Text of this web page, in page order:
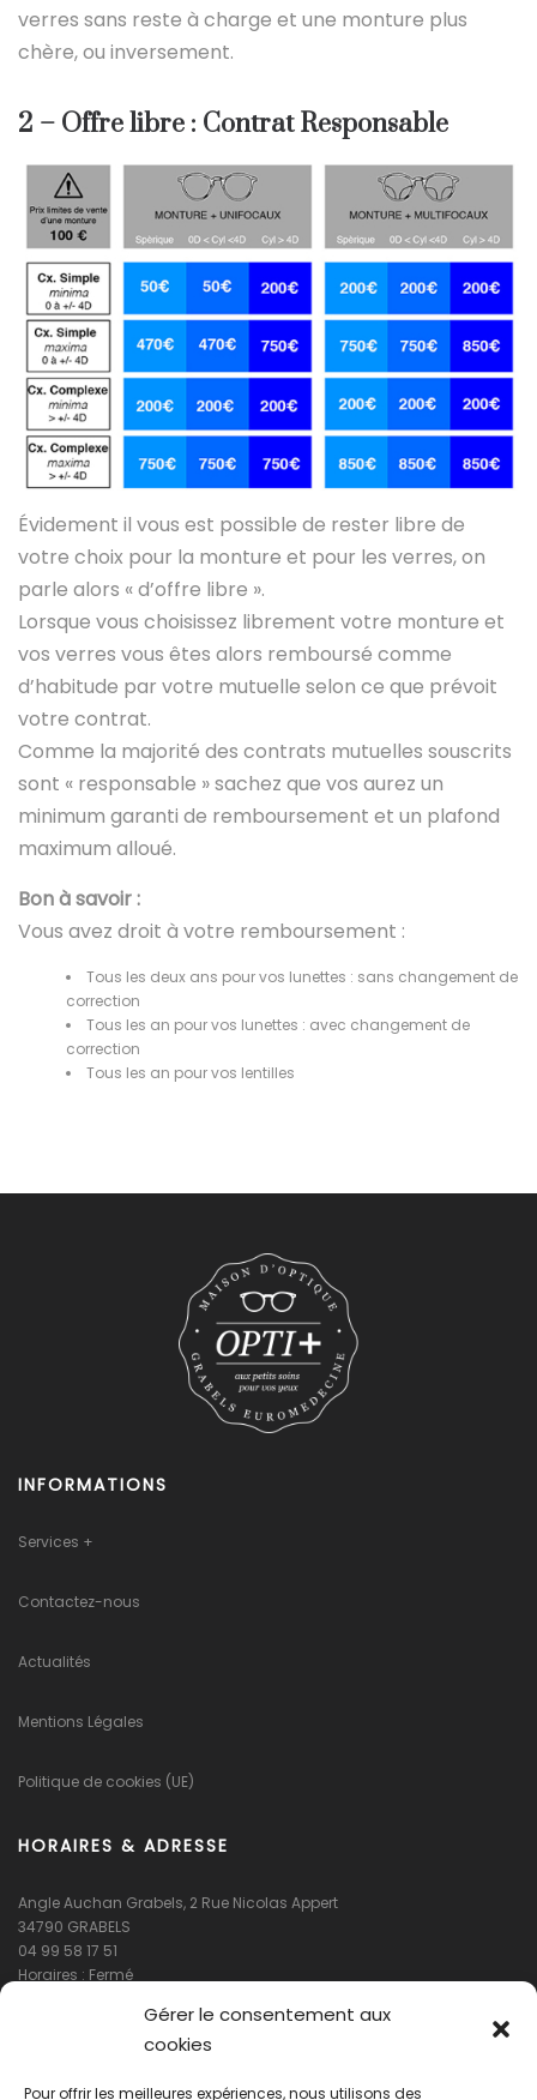
Gérer le consentement aux
cookies
Pour offrir les meilleures expériences, nous utilisons des
verres sans reste à charge et une monture plus
chère, ou inversement.
2 – Offre libre : Contrat Responsable
Évidement il vous est possible de rester libre de
votre choix pour la monture et pour les verres, on
parle alors « d’offre libre ».
Lorsque vous choisissez librement votre monture et
vos verres vous êtes alors remboursé comme
d’habitude par votre mutuelle selon ce que prévoit
votre contrat.
Comme la majorité des contrats mutuelles souscrits
sont « responsable » sachez que vos aurez un
minimum garanti de remboursement et un plafond
maximum alloué.
Bon à savoir :
Vous avez droit à votre remboursement :
Tous les deux ans pour vos lunettes : sans changement de
correction
Tous les an pour vos lunettes : avec changement de
correction
Tous les an pour vos lentilles
INFORMATIONS
Services +
Contactez-nous
Actualités
Mentions Légales
Politique de cookies (UE)
HORAIRES & ADRESSE
Angle Auchan Grabels, 2 Rue Nicolas Appert
34790 GRABELS
04 99 58 17 51
Horaires : Fermé